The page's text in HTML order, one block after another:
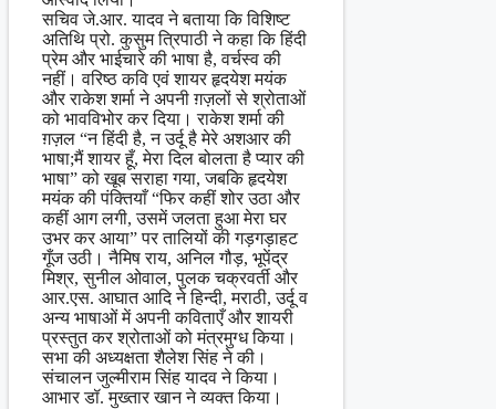
सचिव जे.आर. यादव ने बताया कि विशिष्ट
अतिथि प्रो. कुसुम त्रिपाठी ने कहा कि हिंदी
प्रेम और भाईचारे की भाषा है, वर्चस्व की
नहीं। वरिष्ठ कवि एवं शायर हृदयेश मयंक
और राकेश शर्मा ने अपनी ग़ज़लों से श्रोताओं
को भावविभोर कर दिया। राकेश शर्मा की
ग़ज़ल “न हिंदी है, न उर्दू है मेरे अशआर की
भाषा;मैं शायर हूँ, मेरा दिल बोलता है प्यार की
भाषा” को खूब सराहा गया, जबकि हृदयेश
मयंक की पंक्तियाँ “फिर कहीं शोर उठा और
कहीं आग लगी, उसमें जलता हुआ मेरा घर
उभर कर आया” पर तालियों की गड़गड़ाहट
गूँज उठी। नैमिष राय, अनिल गौड़, भूपेंद्र
मिश्र, सुनील ओवाल, पुलक चक्रवर्ती और
आर.एस. आघात आदि ने हिन्दी, मराठी, उर्दू व
अन्य भाषाओं में अपनी कविताएँ और शायरी
प्रस्तुत कर श्रोताओं को मंत्रमुग्ध किया।
सभा की अध्यक्षता शैलेश सिंह ने की।
संचालन जुल्मीराम सिंह यादव ने किया।
आभार डॉ. मुख्तार खान ने व्यक्त किया।